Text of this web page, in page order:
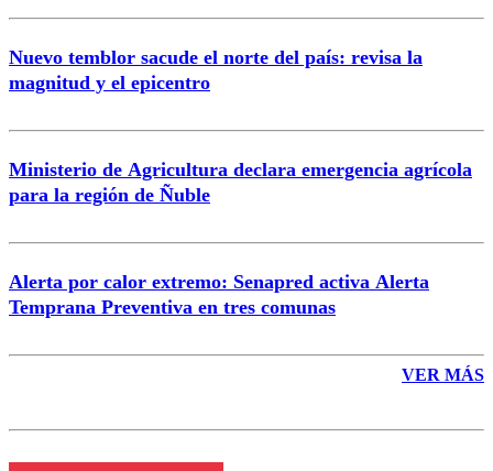
Nuevo temblor sacude el norte del país: revisa la
magnitud y el epicentro
Ministerio de Agricultura declara emergencia agrícola
para la región de Ñuble
Alerta por calor extremo: Senapred activa Alerta
Temprana Preventiva en tres comunas
VER MÁS